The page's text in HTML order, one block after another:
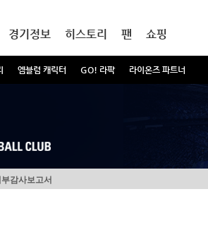
엠블럼 캐릭터 GO! 라팍 라이온즈 파트너
경기정보 히스토리 팬 쇼핑
부감사보고서